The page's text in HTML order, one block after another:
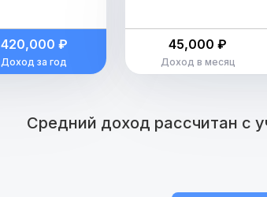
420,000 ₽
Доход за год
45,000 ₽
Доход в месяц
Средний доход рассчитан с